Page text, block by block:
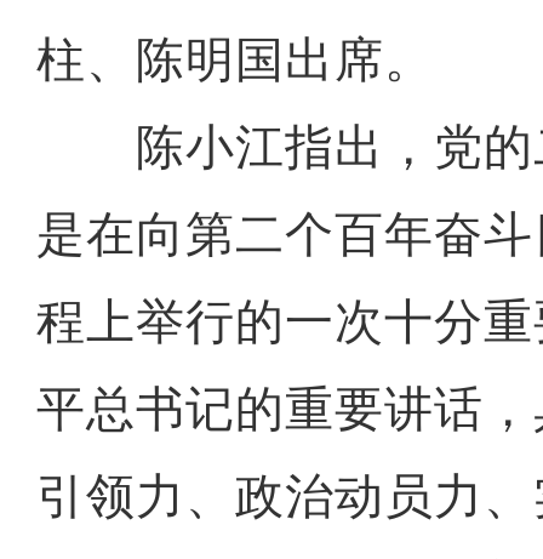
柱、陈明国出席。
陈小江指出，党的
是在向第二个百年奋
程上举行的一次十分
平总书记的重要讲话
引领力、政治动员力